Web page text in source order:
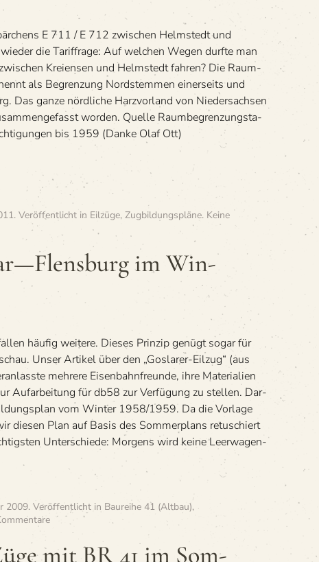
E 711 / E 712 zwi­schen Helm­stedt und
die Tariffrage: Auf wel­chen Wegen durfte man
Kre­i­en­sen und Helm­stedt fahren? Die Raum­
als Begren­zung Nord­stem­men einer­seits und
Das ganze nörd­li­che Harz­vor­land von Nie­der­sach­sen
worden. Quelle Raum­be­gren­zungs­ta­
bis 1959 (Danke Olaf Ott)
. Veröffentlicht in Eilzüge, Zugbildungspläne. Keine
im Win­
häu­fig wei­tere. Die­ses Prin­zip genügt sogar für
Unser Arti­kel über den „Gos­la­rer-Eil­zug“ (aus
meh­rere Eisen­bahn­freunde, ihre Mate­ria­lien
Auf­ar­bei­tung für db58 zur Ver­fü­gung zu stel­len. Dar­
vom Win­ter 1958/1959. Da die Vor­lage
die­sen Plan auf Basis des Som­mer­plans retu­schiert
Unterschiede: Mor­gens wird keine Leer­wa­gen­
2009. Veröffentlicht in Baureihe 41 (Altbau),
zu
und
F-
mit BR 41 im Som­